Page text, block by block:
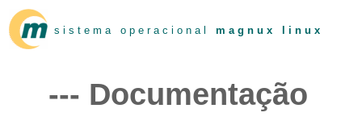
s i s t e m a o p e r a c i o n a l m a g n u x l i n u x
--- Documentação